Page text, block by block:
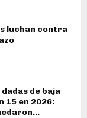
luchan contra
de baja
15 en 2026: